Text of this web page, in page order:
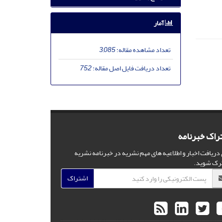
آمار
تعداد مشاهده مقاله:3,085
تعداد دریافت فایل اصل مقاله:752
خبرنامه
دریافت اخبار و اطلاعیه های مهم نشریه در خبرنامه نشریه
شوید.
اشتراک